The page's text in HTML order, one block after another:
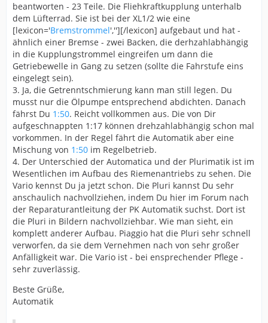
beantworten - 23 Teile. Die Fliehkraftkupplung unterhalb
dem Lüfterrad. Sie ist bei der XL1/2 wie eine
[lexicon='Bremstrommel',''][/lexicon] aufgebaut und hat -
ähnlich einer Bremse - zwei Backen, die derhzahlabhängig
in die Kupplungstrommel eingreifen um dann die
Getriebewelle in Gang zu setzen (sollte die Fahrstufe eins
eingelegt sein).
3. Ja, die Getrenntschmierung kann man still legen. Du
musst nur die Ölpumpe entsprechend abdichten. Danach
fährst Du 1:50. Reicht vollkommen aus. Die von Dir
aufgeschnappten 1:17 können drehzahlabhängig schon mal
vorkommen. In der Regel fährt die Automatik aber eine
Mischung von 1:50 im Regelbetrieb.
4. Der Unterschied der Automatica und der Plurimatik ist im
Wesentlichen im Aufbau des Riemenantriebs zu sehen. Die
Vario kennst Du ja jetzt schon. Die Pluri kannst Du sehr
anschaulich nachvollziehen, indem Du hier im Forum nach
der Reparaturantleitung der PK Automatik suchst. Dort ist
die Pluri in Bildern nachvollziehbar. Wie man sieht, ein
komplett anderer Aufbau. Piaggio hat die Pluri sehr schnell
verworfen, da sie dem Vernehmen nach von sehr großer
Anfälligkeit war. Die Vario ist - bei ensprechender Pflege -
sehr zuverlässig.
Beste Grüße,
Automatik